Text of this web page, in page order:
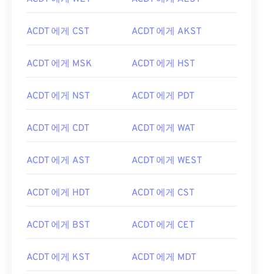
ACDT 에게 CST ACDT 에게 AKST
ACDT 에게 MSK ACDT 에게 HST
ACDT 에게 NST ACDT 에게 PDT
ACDT 에게 CDT ACDT 에게 WAT
ACDT 에게 AST ACDT 에게 WEST
ACDT 에게 HDT ACDT 에게 CST
ACDT 에게 BST ACDT 에게 CET
ACDT 에게 KST ACDT 에게 MDT